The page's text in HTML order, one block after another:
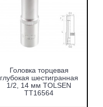
Головка торцевая
глубокая шестигранная
1/2, 14 мм TOLSEN
TT16564